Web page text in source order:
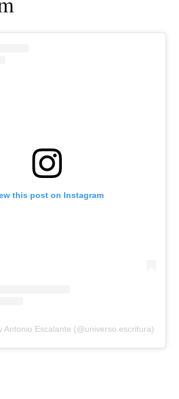
this post on Instagram
Antonio Escalante (@universo.escritura)